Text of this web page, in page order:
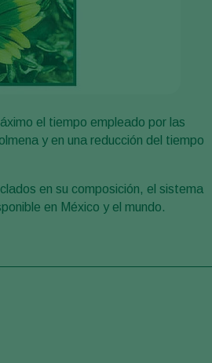
el tiempo empleado por las
y en una reducción del tiempo
en su composición, el sistema
en México y el mundo.